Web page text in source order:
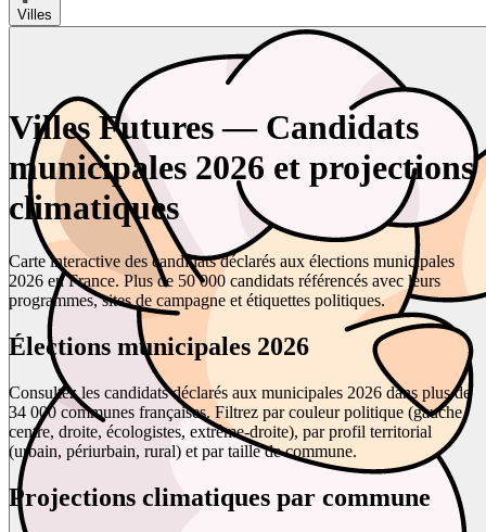
Villes
Villes Futures — Candidats
municipales 2026 et projections
climatiques
Carte interactive des candidats déclarés aux élections municipales
2026 en France. Plus de 50 000 candidats référencés avec leurs
programmes, sites de campagne et étiquettes politiques.
Élections municipales 2026
Consultez les candidats déclarés aux municipales 2026 dans plus de
34 000 communes françaises. Filtrez par couleur politique (gauche,
centre, droite, écologistes, extrême-droite), par profil territorial
(urbain, périurbain, rural) et par taille de commune.
Projections climatiques par commune